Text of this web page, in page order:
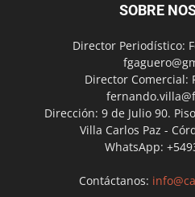
SOBRE
Director Periodístico:
Director Comercial:
Dirección: 9 de Julio 90.
Villa Carlos Paz -
WhatsApp:
Contáctanos: